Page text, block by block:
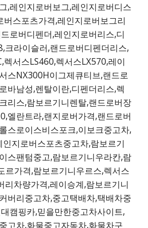
,레인지로버보그,레인지로버디스
버스포츠가격,레인지로버보그리
로버디펜더,레인지로버리스,디
크라이슬러,랜드로버디펜더리스,
렉서스LS460,렉서스LX570,레이
스NX300H이그제큐티브,랜드로
바남성,렌탈이란,디펜더리스,렉
리스,람보르기니렌탈,랜드로버장
엘란트라,랜지로버가격,랜드로버
스로이스비스포크,이보크중고차,
인지로버스포츠중고차,람보르기
스팬텀중고,람보르기니우라칸,람
르가격,람보르기니우르스,렉서스
리차량가격,레이승계,람보르기니
버리중고차,중고택배차,택배차중
캠핑카,믿을만한중고차사이트,
고차,화물중고자동차,화물차구